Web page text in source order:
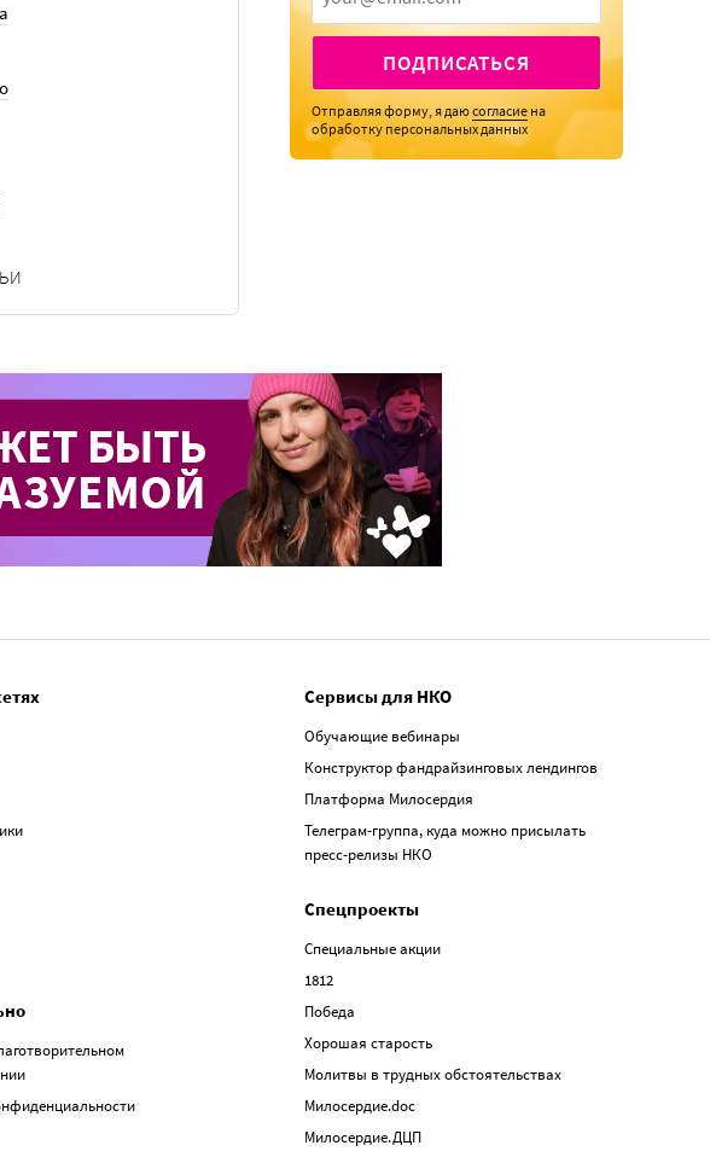
ПОДПИСАТЬСЯ
Отправляя форму, я даюсогласие на
обработку персональных данных
Сервисы для НКО
Обучающие вебинары
Конструктор фандрайзинговых лендингов
Платформа Милосердия
Телеграм-группа, куда можно присылать
пресс-релизы НКО
Спецпроекты
Специальные акции
1812
Победа
Хорошая старость
Молитвы в трудных обстоятельствах
Милосердие.doc
Милосердие.ДЦП